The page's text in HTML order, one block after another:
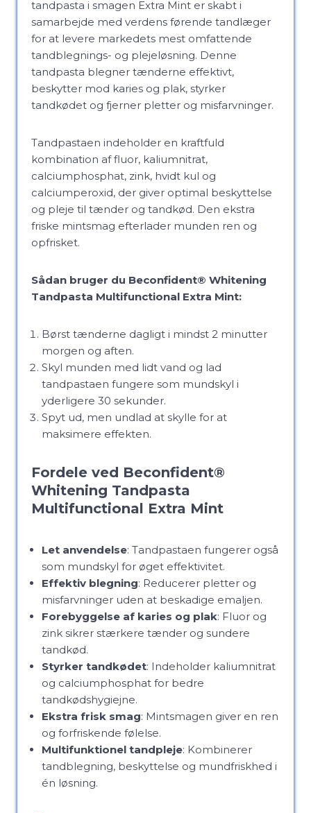
tandpasta i smagen Extra Mint er skabt i
samarbejde med verdens førende tandlæger
for at levere markedets mest omfattende
tandblegnings- og plejeløsning. Denne
tandpasta blegner tænderne effektivt,
beskytter mod karies og plak, styrker
tandkødet og fjerner pletter og misfarvninger.
Tandpastaen indeholder en kraftfuld
kombination af fluor, kaliumnitrat,
calciumphosphat, zink, hvidt kul og
calciumperoxid, der giver optimal beskyttelse
og pleje til tænder og tandkød. Den ekstra
friske mintsmag efterlader munden ren og
opfrisket.
Sådan bruger du Beconfident® Whitening
Tandpasta Multifunctional Extra Mint:
Børst tænderne dagligt i mindst 2 minutter
morgen og aften.
Skyl munden med lidt vand og lad
tandpastaen fungere som mundskyl i
yderligere 30 sekunder.
Spyt ud, men undlad at skylle for at
maksimere effekten.
Fordele ved Beconfident®
Whitening Tandpasta
Multifunctional Extra Mint
Let anvendelse: Tandpastaen fungerer også
som mundskyl for øget effektivitet.
Effektiv blegning: Reducerer pletter og
misfarvninger uden at beskadige emaljen.
Forebyggelse af karies og plak: Fluor og
zink sikrer stærkere tænder og sundere
tandkød.
Styrker tandkødet: Indeholder kaliumnitrat
og calciumphosphat for bedre
tandkødshygiejne.
Ekstra frisk smag: Mintsmagen giver en ren
og forfriskende følelse.
Multifunktionel tandpleje: Kombinerer
tandblegning, beskyttelse og mundfriskhed i
én løsning.